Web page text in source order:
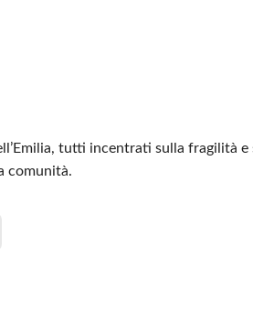
tutti incentrati sulla fragilità e
comunità.